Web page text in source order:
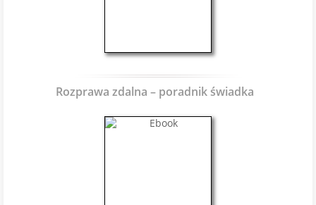
Rozprawa zdalna – poradnik świadka